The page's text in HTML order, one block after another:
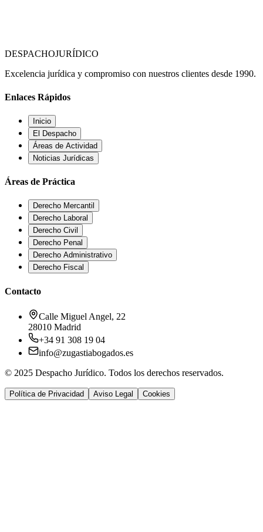
DESPACHOJURÍDICO
Excelencia jurídica y compromiso con nuestros clientes desde 1990.
Enlaces Rápidos
Inicio
El Despacho
Áreas de Actividad
Noticias Jurídicas
Áreas de Práctica
Derecho Mercantil
Derecho Laboral
Derecho Civil
Derecho Penal
Derecho Administrativo
Derecho Fiscal
Contacto
Calle Miguel Angel, 22
28010 Madrid
+34 91 308 19 04
info@zugastiabogados.es
© 2025 Despacho Jurídico. Todos los derechos reservados.
Política de Privacidad Aviso Legal Cookies